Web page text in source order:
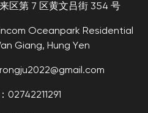
区第 7 区黄文吕街 354 号
Oceanpark Residential
Giang, Hung Yen
02742211291